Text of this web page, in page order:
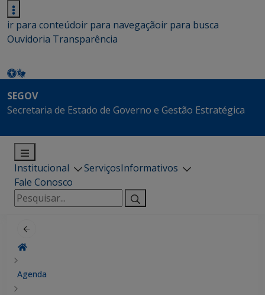
ir para conteúdoir para navegaçãoir para busca
Ouvidoria Transparência
SEGOV
Secretaria de Estado de Governo e Gestão Estratégica
Institucional ServiçosInformativos
Fale Conosco
Pesquisar
por:
Agenda